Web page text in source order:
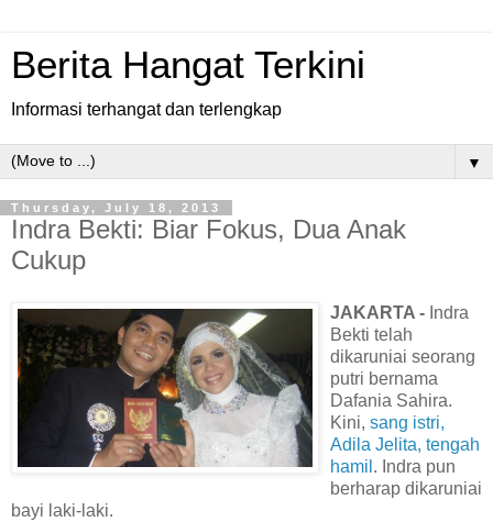
Berita Hangat Terkini
Informasi terhangat dan terlengkap
▼
Thursday, July 18, 2013
Indra Bekti: Biar Fokus, Dua Anak
Cukup
JAKARTA - Indra
Bekti telah
dikaruniai seorang
putri bernama
Dafania Sahira.
Kini, sang istri,
Adila Jelita, tengah
hamil . Indra pun
berharap dikaruniai
bayi laki-laki.